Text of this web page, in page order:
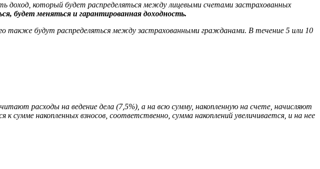
который будет распределяться между лицевыми счетами застрахованных
будет меняться и гарантированная доходность.
также будут распределяться между застрахованными гражданами. В течение 5 или 10
расходы на ведение дела (7,5%), а на всю сумму, накопленную на счете, начисляют
сумме накопленных взносов, соответственно, сумма накоплений увеличивается, и на нее